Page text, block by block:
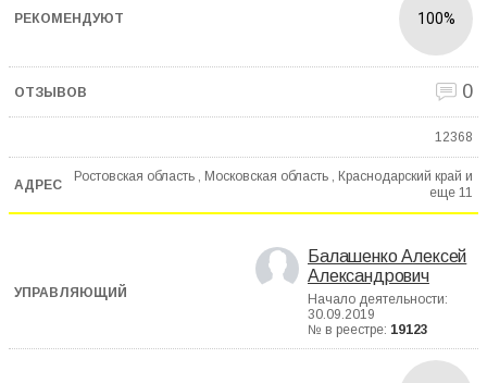
100%
0
12368
Ростовская область , Московская область , Краснодарский край и
еще 11
Балашенко Алексей
Александрович
Начало деятельности:
30.09.2019
№ в реестре: 19123